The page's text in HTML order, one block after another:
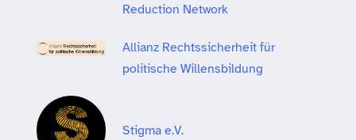
Reduction Network
Allianz Rechtssicherheit für
politische Willensbildung
Stigma e.V.